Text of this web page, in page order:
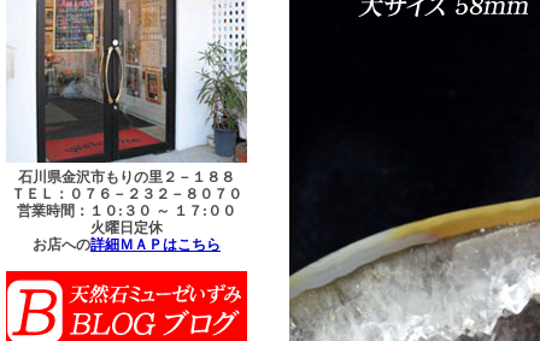
石川県金沢市もりの里２－１８８
ＴＥＬ：０７６－２３２－８０７０
営業時間：１０:３０ ～ １７:００
火曜日定休
お店への詳細ＭＡＰはこちら